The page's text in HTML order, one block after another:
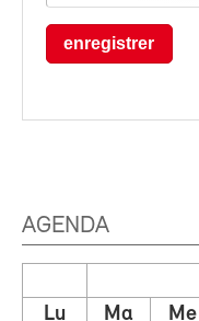
enregistrer
AGENDA
Lu Ma Me